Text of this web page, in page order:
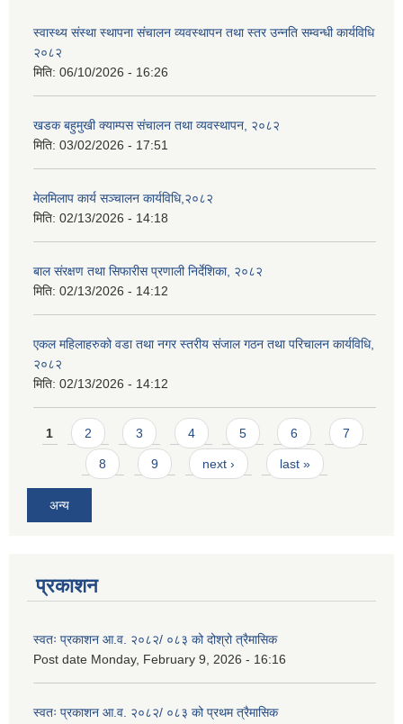
स्वास्थ्य संस्था स्थापना संचालन व्यवस्थापन तथा स्तर उन्नति सम्वन्धी कार्यविधि
२०८२
मिति: 06/10/2026 - 16:26
खडक बहुमुखी क्याम्पस संचालन तथा व्यवस्थापन, २०८२
मिति: 03/02/2026 - 17:51
मेलमिलाप कार्य सञ्चालन कार्यविधि,२०८२
मिति: 02/13/2026 - 14:18
बाल संरक्षण तथा सिफारीस प्रणाली निर्देशिका, २०८२
मिति: 02/13/2026 - 14:12
एकल महिलाहरुको वडा तथा नगर स्तरीय संजाल गठन तथा परिचालन कार्यविधि,
२०८२
मिति: 02/13/2026 - 14:12
Pages
1 2 3 4 5 6 7
8 9 next › last »
अन्य
प्रकाशन
स्वतः प्रकाशन आ.व. २०८२/ ०८३ को दोश्रो त्रैमासिक
Post date Monday, February 9, 2026 - 16:16
स्वतः प्रकाशन आ.व. २०८२/ ०८३ को प्रथम त्रैमासिक